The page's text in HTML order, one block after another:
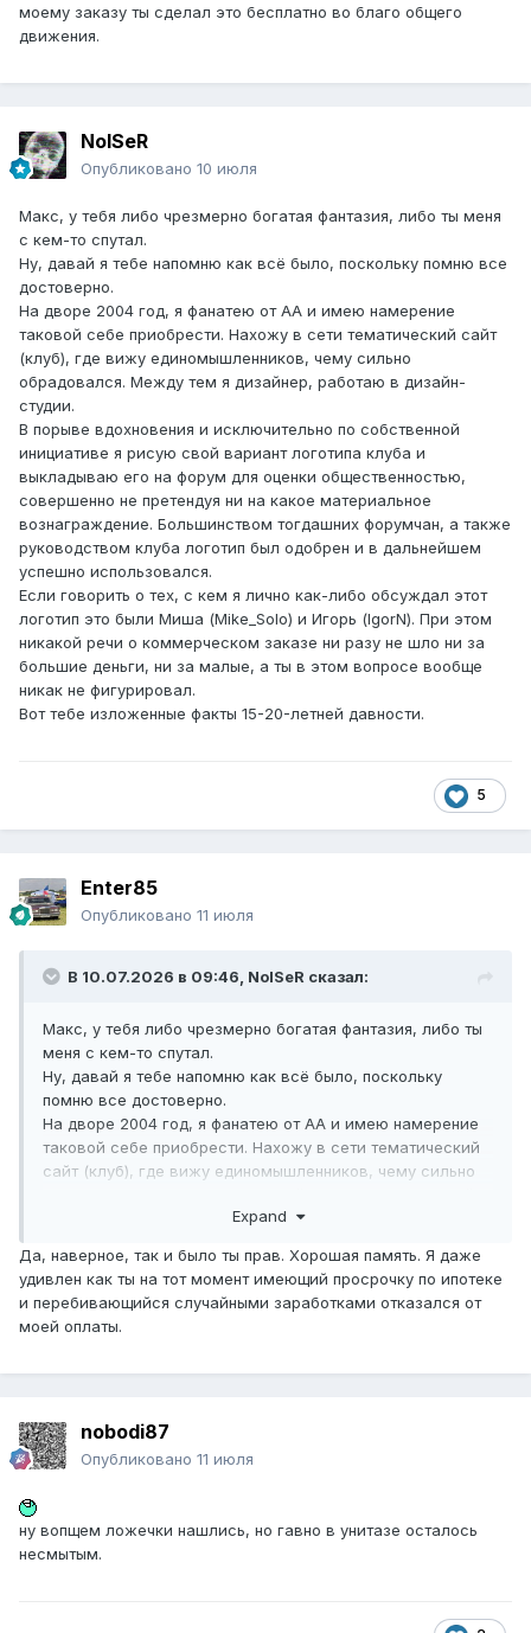
моему заказу ты сделал это бесплатно во благо общего
движения.
NoISeR
Опубликовано 10 июля
Макс, у тебя либо чрезмерно богатая фантазия, либо ты меня
с кем-то спутал.
Ну, давай я тебе напомню как всё было, поскольку помню все
достоверно.
На дворе 2004 год, я фанатею от АА и имею намерение
таковой себе приобрести. Нахожу в сети тематический сайт
(клуб), где вижу единомышленников, чему сильно
обрадовался. Между тем я дизайнер, работаю в дизайн-
студии.
В порыве вдохновения и исключительно по собственной
инициативе я рисую свой вариант логотипа клуба и
выкладываю его на форум для оценки общественностью,
совершенно не претендуя ни на какое материальное
вознаграждение. Большинством тогдашних форумчан, а также
руководством клуба логотип был одобрен и в дальнейшем
успешно использовался.
Если говорить о тех, с кем я лично как-либо обсуждал этот
логотип это были Миша (Mike_Solo) и Игорь (IgorN). При этом
никакой речи о коммерческом заказе ни разу не шло ни за
большие деньги, ни за малые, а ты в этом вопросе вообще
никак не фигурировал.
Вот тебе изложенные факты 15-20-летней давности.
5
Enter85
Опубликовано 11 июля
В 10.07.2026 в 09:46, NoISeR сказал:
Макс, у тебя либо чрезмерно богатая фантазия, либо ты
меня с кем-то спутал.
Ну, давай я тебе напомню как всё было, поскольку
помню все достоверно.
На дворе 2004 год, я фанатею от АА и имею намерение
таковой себе приобрести. Нахожу в сети тематический
сайт (клуб), где вижу единомышленников, чему сильно
инициативе я рисую свой вариант логотипа клуба и
выкладываю его на форум для оценки общественностью,
совершенно не претендуя ни на какое материальное
вознаграждение. Большинством тогдашних форумчан, а
этот логотип это были Миша (Mike_Solo) и Игорь (IgorN).
При этом никакой речи о коммерческом заказе ни разу
Вот тебе изложенные факты 15-20-летней давности.
Expand
Да, наверное, так и было ты прав. Хорошая память. Я даже
удивлен как ты на тот момент имеющий просрочку по ипотеке
и перебивающийся случайными заработками отказался от
моей оплаты.
nobodi87
Опубликовано 11 июля
ну вопщем ложечки нашлись, но гавно в унитазе осталось
несмытым.